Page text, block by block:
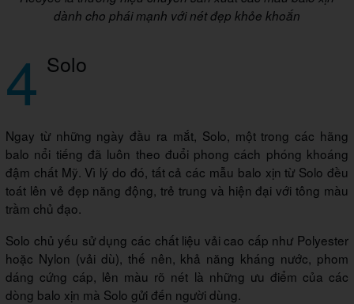
dành cho phái mạnh với nét đẹp khỏe khoắn
4 Solo
Ngay từ những ngày đầu ra mắt, Solo, một trong các hãng
balo nổi tiếng đã luôn theo đuổi phong cách phóng khoáng
đậm chất Mỹ. Vì lý do đó, tất cả các mẫu balo xịn từ Solo đều
toát lên vẻ đẹp năng động, trẻ trung và hiện đại với tông màu
trầm chủ đạo.
Solo chủ yếu sử dụng các chất liệu vải cao cấp như Polyester
hoặc Nylon (vải dù), thế nên, khả năng kháng nước, phom
dáng cứng cáp, lên màu rõ nét là những ưu điểm của các
dòng balo xịn mà Solo gửi đến người dùng.